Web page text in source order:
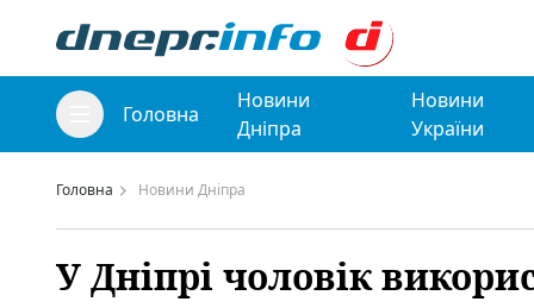
Головна
Новини
Дніпра
Новини
України
Головна Новини Дніпра
У Дніпрі чоловік